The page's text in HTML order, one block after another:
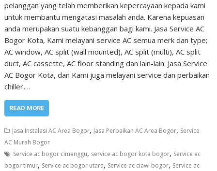
pelanggan yang telah memberikan kepercayaan kepada kami
untuk membantu mengatasi masalah anda. Karena kepuasan
anda merupakan suatu kebanggan bagi kami. Jasa Service AC
Bogor Kota, Kami melayani service AC semua merk dan type;
AC window, AC split (wall mounted), AC split (multi), AC split
duct, AC cassette, AC floor standing dan lain-lain. Jasa Service
AC Bogor Kota, dan Kami juga melayani service dan perbaikan
chiller,…
READ MORE
Jasa Instalasi AC Area Bogor, Jasa Perbaikan AC Area Bogor, Service
AC Murah Bogor
Service ac bogor cimanggu, service ac bogor kota bogor, Service ac
bogor timur, Service ac bogor utara, Service ac ciawi bogor, Service ac